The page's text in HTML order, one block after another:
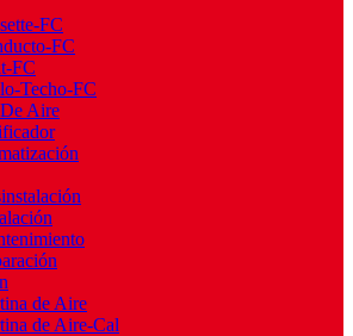
FC
FC
FC
Techo-FC
Aire
de Aire
de Aire-Cal